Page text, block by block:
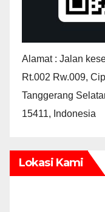
Alamat : Jalan
Rt.002 Rw.009,
Tanggerang
15411, Indonesia
Lokasi Kami